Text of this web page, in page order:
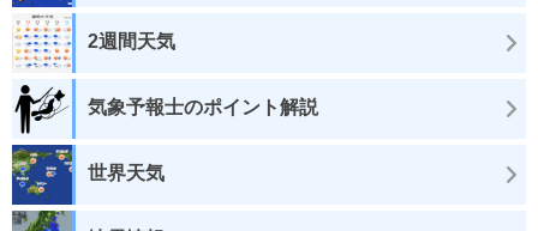
2週間天気
気象予報士のポイント解説
世界天気